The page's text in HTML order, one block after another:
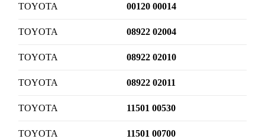
TOYOTA 00120 00014
TOYOTA 08922 02004
TOYOTA 08922 02010
TOYOTA 08922 02011
TOYOTA 11501 00530
TOYOTA 11501 00700